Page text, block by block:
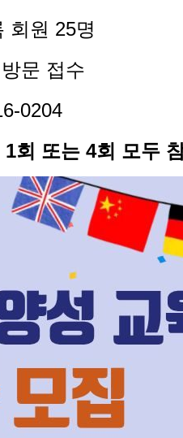
회원 25명
문 접수
0204
회 또는 4회 모두